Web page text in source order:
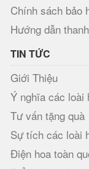
Chính sách bảo
Hướng dẫn
TIN TỨC
Giới Thiệu
Ý nghĩa các loài
Tư vấn tặng quà
Sự tích các loài
Điện hoa toàn